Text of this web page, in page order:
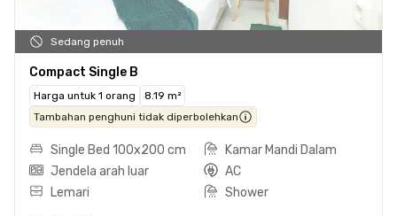
Sedang penuh
Compact Single B
Harga untuk 1 orang
8.19 m²
Tambahan penghuni tidak diperbolehkan
Single Bed 100x200 cm
Kamar Mandi Dalam
Jendela arah luar
AC
Lemari
Shower